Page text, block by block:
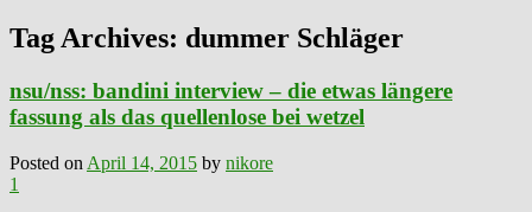
Tag Archives: dummer Schläger
nsu/nss: bandini interview – die etwas längere
fassung als das quellenlose bei wetzel
Posted on April 14, 2015 by nikore
1